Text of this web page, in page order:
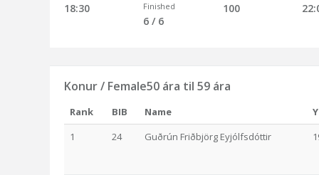
18:30
Finished
6 / 6
100
Konur / Female50 ára til 59 ára
Rank BIB Name
1
24 Guðrún Friðbjörg Eyjólfsdóttir